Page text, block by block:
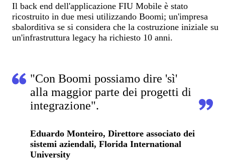
Il back end dell'applicazione FIU Mobile è stato
ricostruito in due mesi utilizzando Boomi; un'impresa
sbalorditiva se si considera che la costruzione iniziale su
un'infrastruttura legacy ha richiesto 10 anni.
"Con Boomi possiamo dire 'sì'
alla maggior parte dei progetti di
integrazione".
Eduardo Monteiro, Direttore associato dei
sistemi aziendali, Florida International
University